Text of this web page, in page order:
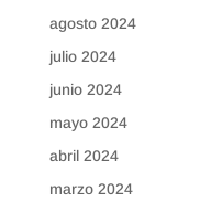
agosto 2024
julio 2024
junio 2024
mayo 2024
abril 2024
marzo 2024